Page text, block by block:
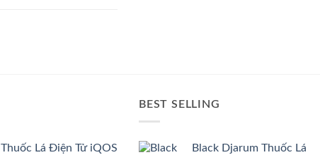
Thuốc Lá Điện Tử iQOS
BEST SELLING
Black Djarum Thuốc Lá